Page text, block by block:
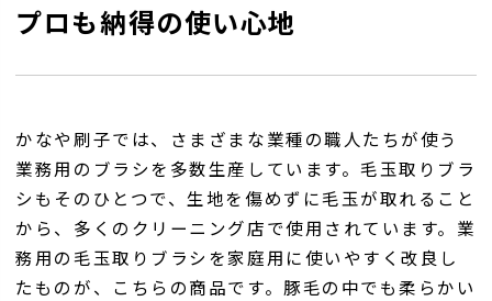
プロも納得の使い心地
かなや刷子では、さまざまな業種の職人たちが使う
業務用のブラシを多数生産しています。毛玉取りブラ
シもそのひとつで、生地を傷めずに毛玉が取れること
から、多くのクリーニング店で使用されています。業
務用の毛玉取りブラシを家庭用に使いやすく改良し
たものが、こちらの商品です。豚毛の中でも柔らかい